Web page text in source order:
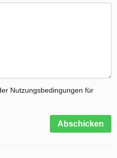
Nutzungsbedingungen für
Abschicken